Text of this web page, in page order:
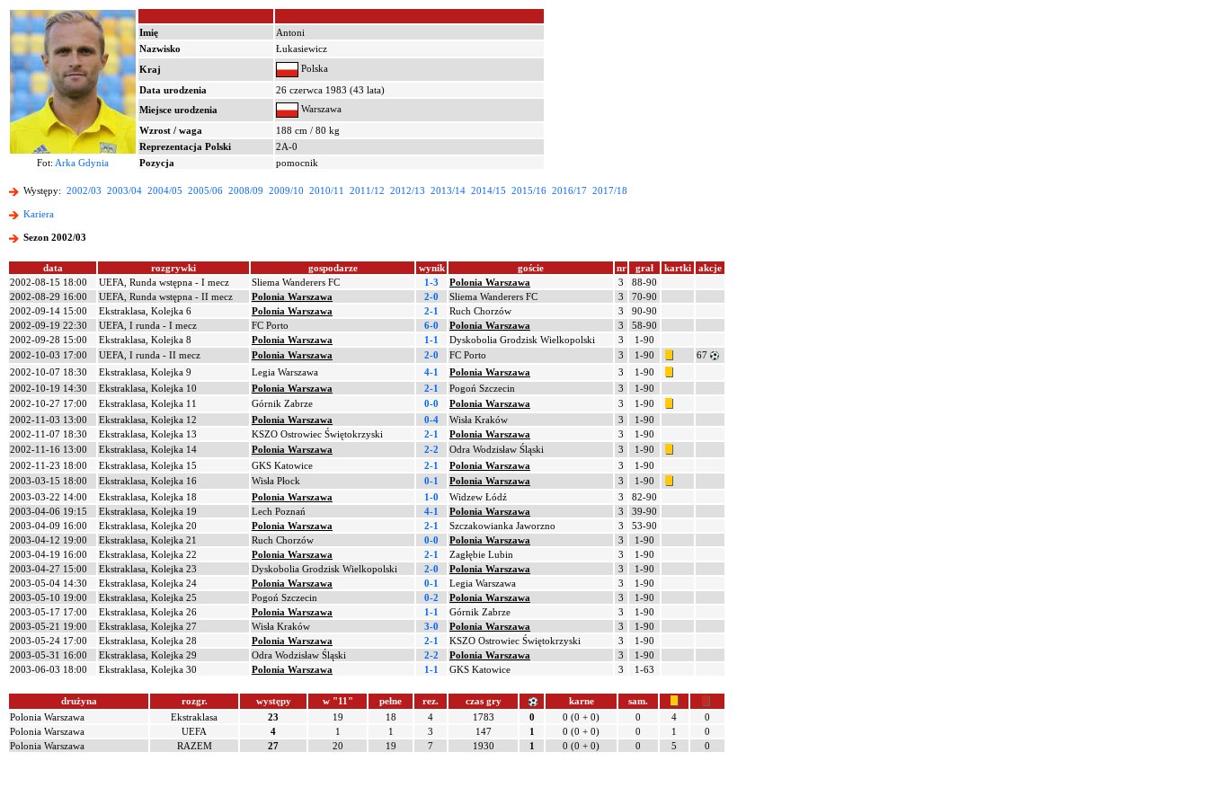
Imię
Antoni
Nazwisko
Łukasiewicz
Kraj
Polska
Data urodzenia
26 czerwca 1983 (43 lata)
Miejsce urodzenia
Warszawa
Wzrost / waga
188 cm / 80 kg
Reprezentacja Polski
2A-0
Fot: Arka Gdynia Pozycja pomocnik
Występy: 2002/03 2003/04 2004/05 2005/06 2008/09 2009/10 2010/11 2011/12 2012/13 2013/14 2014/15 2015/16 2016/17 2017/18
Kariera
Sezon 2002/03
data rozgrywki gospodarze wynik goście nr grał kartki
akcje
2002-08-15 18:00
UEFA, Runda wstępna - I mecz Sliema Wanderers FC 1-3 Polonia Warszawa 3
88-90
2002-08-29 16:00
UEFA, Runda wstępna - II mecz Polonia Warszawa 2-0 Sliema Wanderers FC 3
70-90
2002-09-14 15:00
Ekstraklasa, Kolejka 6 Polonia Warszawa 2-1 Ruch Chorzów 3
90-90
2002-09-19 22:30
UEFA, I runda - I mecz FC Porto 6-0 Polonia Warszawa 3
58-90
2002-09-28 15:00
Ekstraklasa, Kolejka 8 Polonia Warszawa 1-1 Dyskobolia Grodzisk Wielkopolski 3
1-90
2002-10-03 17:00
UEFA, I runda - II mecz Polonia Warszawa 2-0 FC Porto 3 1-90
67
2002-10-07 18:30
Ekstraklasa, Kolejka 9 Legia Warszawa 4-1 Polonia Warszawa 3
1-90
2002-10-19 14:30
Ekstraklasa, Kolejka 10 Polonia Warszawa 2-1 Pogoń Szczecin 3
1-90
2002-10-27 17:00
Ekstraklasa, Kolejka 11 Górnik Zabrze 0-0 Polonia Warszawa 3
1-90
2002-11-03 13:00
Ekstraklasa, Kolejka 12 Polonia Warszawa 0-4 Wisła Kraków 3
1-90
2002-11-07 18:30
Ekstraklasa, Kolejka 13 KSZO Ostrowiec Świętokrzyski 2-1 Polonia Warszawa 3
1-90
2002-11-16 13:00
Ekstraklasa, Kolejka 14 Polonia Warszawa 2-2 Odra Wodzisław Śląski 3
1-90
2002-11-23 18:00
Ekstraklasa, Kolejka 15 GKS Katowice 2-1 Polonia Warszawa 3
1-90
2003-03-15 18:00
Ekstraklasa, Kolejka 16 Wisła Płock 0-1 Polonia Warszawa 3
1-90
2003-03-22 14:00
Ekstraklasa, Kolejka 18 Polonia Warszawa 1-0 Widzew Łódź 3
82-90
2003-04-06 19:15
Ekstraklasa, Kolejka 19 Lech Poznań 4-1 Polonia Warszawa 3
39-90
2003-04-09 16:00
Ekstraklasa, Kolejka 20 Polonia Warszawa 2-1 Szczakowianka Jaworzno 3
53-90
2003-04-12 19:00
Ekstraklasa, Kolejka 21 Ruch Chorzów 0-0 Polonia Warszawa 3
1-90
2003-04-19 16:00
Ekstraklasa, Kolejka 22 Polonia Warszawa 2-1 Zagłębie Lubin 3
1-90
2003-04-27 15:00
Ekstraklasa, Kolejka 23 Dyskobolia Grodzisk Wielkopolski 2-0 Polonia Warszawa 3
1-90
2003-05-04 14:30
Ekstraklasa, Kolejka 24 Polonia Warszawa 0-1 Legia Warszawa 3
1-90
2003-05-10 19:00
Ekstraklasa, Kolejka 25 Pogoń Szczecin 0-2 Polonia Warszawa 3
1-90
2003-05-17 17:00
Ekstraklasa, Kolejka 26 Polonia Warszawa 1-1 Górnik Zabrze 3
1-90
2003-05-21 19:00
Ekstraklasa, Kolejka 27 Wisła Kraków 3-0 Polonia Warszawa 3
1-90
2003-05-24 17:00
Ekstraklasa, Kolejka 28 Polonia Warszawa 2-1 KSZO Ostrowiec Świętokrzyski 3
1-90
2003-05-31 16:00
Ekstraklasa, Kolejka 29 Odra Wodzisław Śląski 2-2 Polonia Warszawa 3
1-90
2003-06-03 18:00
Ekstraklasa, Kolejka 30 Polonia Warszawa 1-1 GKS Katowice 3 1-63
drużyna rozgr. występy w "11" pełne rez. czas gry karne
sam.
Polonia Warszawa
Ekstraklasa 23 19 18 4 1783 0 0 (0 + 0) 0 4
0
Polonia Warszawa
UEFA 4 1 1 3 147 1 0 (0 + 0) 0 1
0
Polonia Warszawa
RAZEM 27 20 19 7 1930 1 0 (0 + 0) 0 5 0